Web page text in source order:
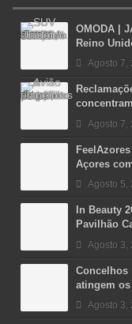
OMODA |
Reino
Agosto 7,
Agosto 7,
Açores
Agosto 5,
In Beauty
Pavilhão
Agosto 3,
Concelhos
atingem
Agosto 3,